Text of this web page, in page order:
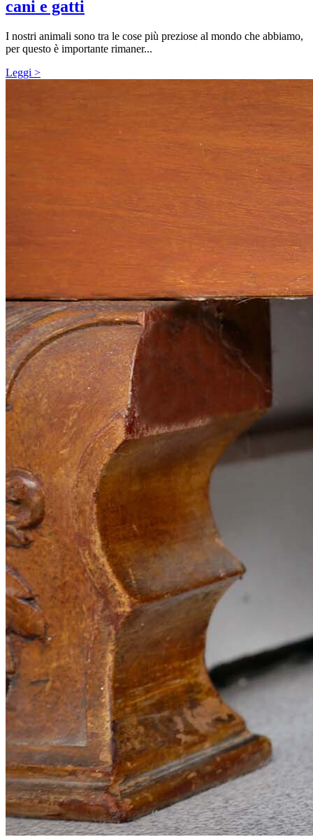
cani e gatti
I nostri animali sono tra le cose più preziose al mondo che abbiamo,
per questo è importante rimaner...
Leggi >